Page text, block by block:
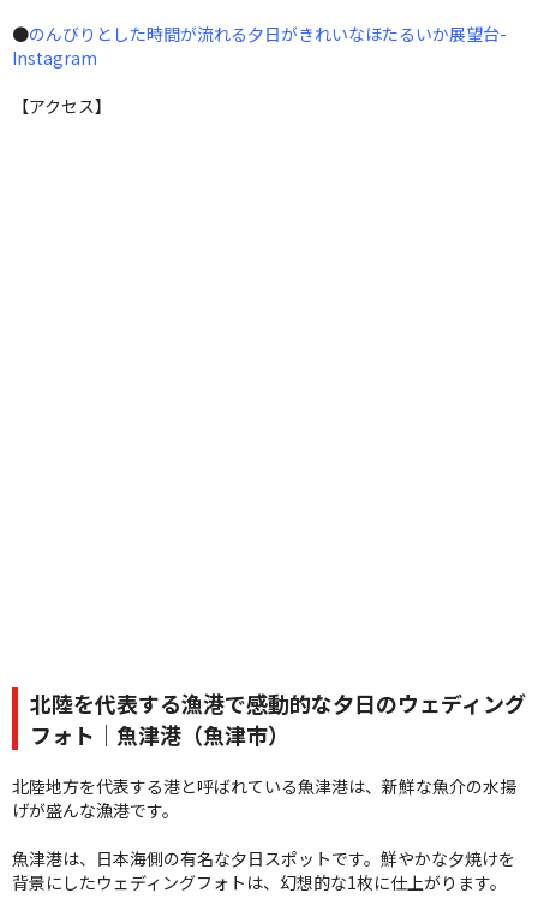
●のんびりとした時間が流れる夕日がきれいなほたるいか展望台-
Instagram
【アクセス】
北陸を代表する漁港で感動的な夕日のウェディング
フォト｜魚津港（魚津市）
北陸地方を代表する港と呼ばれている魚津港は、新鮮な魚介の水揚
げが盛んな漁港です。
魚津港は、日本海側の有名な夕日スポットです。鮮やかな夕焼けを
背景にしたウェディングフォトは、幻想的な1枚に仕上がります。